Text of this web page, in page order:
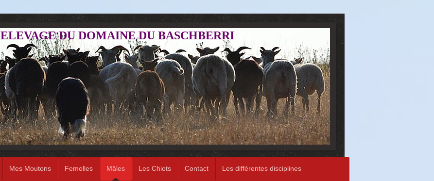
ELEVAGE DU DOMAINE DU BASCHBERRI
Mes Moutons Femelles Mâles Les Chiots Contact Les différentes disciplines